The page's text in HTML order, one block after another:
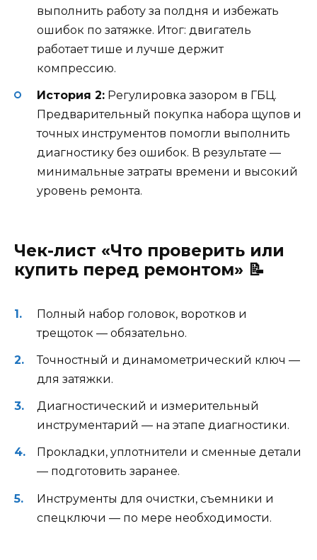
выполнить работу за полдня и избежать
ошибок по затяжке. Итог: двигатель
работает тише и лучше держит
компрессию.
История 2: Регулировка зазором в ГБЦ.
Предварительный покупка набора щупов и
точных инструментов помогли выполнить
диагностику без ошибок. В результате —
минимальные затраты времени и высокий
уровень ремонта.
Чек-лист «Что проверить или
купить перед ремонтом» 📝
Полный набор головок, воротков и
трещоток — обязательно.
Точностный и динамометрический ключ —
для затяжки.
Диагностический и измерительный
инструментарий — на этапе диагностики.
Прокладки, уплотнители и сменные детали
— подготовить заранее.
Инструменты для очистки, съемники и
спецключи — по мере необходимости.